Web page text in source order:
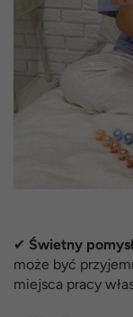
✔ Świetny
może być
miejsca pracy